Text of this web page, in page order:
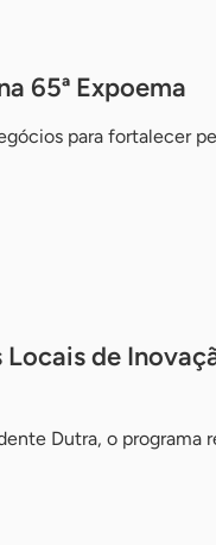
65ª Expoema
para fortalecer
de
Dutra, o programa